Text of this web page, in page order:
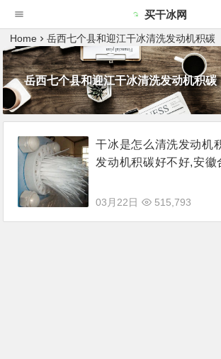
买干冰网
Home 岳西七个县和迎江干冰清洗发动机积碳
岳西七个县和迎江干冰清洗发动机积碳
干冰是怎么清洗发动机
发动机积碳好不好,安徽
03月22日 515,793